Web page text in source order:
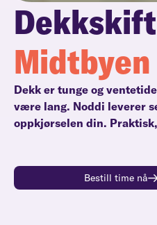
Dekkskift
Midtbyen
Dekk er tunge og
være lang. Noddi leverer
oppkjørselen din.
Bestill time nå